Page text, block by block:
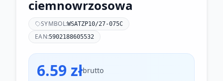
ciemnowrzosowa
SYMBOL:WSATZP10/27-075C
EAN:5902188605532
6.59 złbrutto